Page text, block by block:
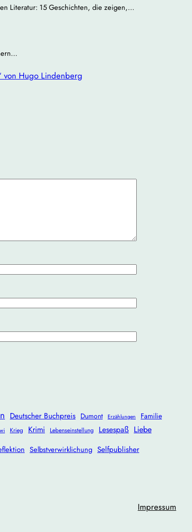
Literatur: 15 Geschichten, die zeigen,…
von Hugo Lindenberg
Deutscher Buchpreis Dumont Erzählungen Familie
Krieg Krimi Lebenseinstellung Lesespaß Liebe
Selbstverwirklichung Selfpublisher
Impressum